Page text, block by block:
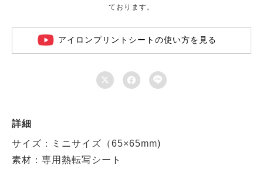
ております。
アイロンプリントシートの使い方を見る
  
詳細
サイズ：ミニサイズ（65×65mm)
素材：専用熱転写シート